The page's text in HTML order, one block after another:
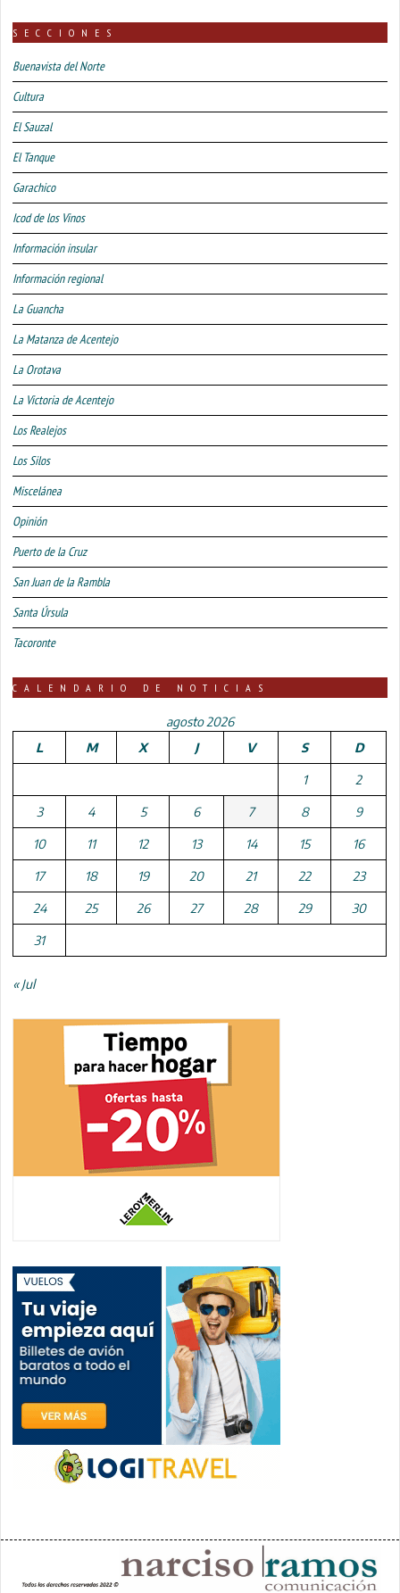
SECCIONES
Buenavista del Norte
Cultura
El Sauzal
El Tanque
Garachico
Icod de los Vinos
Información insular
Información regional
La Guancha
La Matanza de Acentejo
La Orotava
La Victoria de Acentejo
Los Realejos
Los Silos
Miscelánea
Opinión
Puerto de la Cruz
San Juan de la Rambla
Santa Úrsula
Tacoronte
CALENDARIO DE NOTICIAS
agosto 2026
L
M X J V S D
1 2
3 4 5 6 7 8 9
10 11 12 13 14 15 16
17 18 19 20 21 22 23
24 25 26 27 28 29 30
31
« Jul